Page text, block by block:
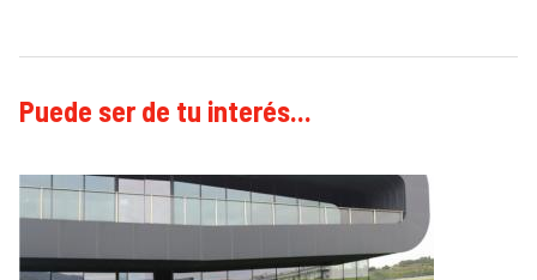
Puede ser de tu interés...